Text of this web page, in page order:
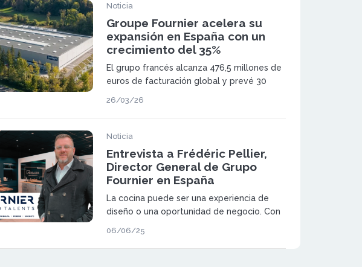
Noticia
Groupe Fournier acelera su
expansión en España con un
crecimiento del 35%
El grupo francés alcanza 476,5 millones de
euros de facturación global y prevé 30
un contexto de fuerte demanda de
renovación de cocinas
26/03/26
Noticia
Entrevista a Frédéric Pellier,
Director General de Grupo
Fournier en España
La cocina puede ser una experiencia de
diseño o una oportunidad de negocio. Con
06/06/25